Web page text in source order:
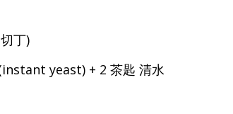
丁)
yeast) + 2 茶匙 清水